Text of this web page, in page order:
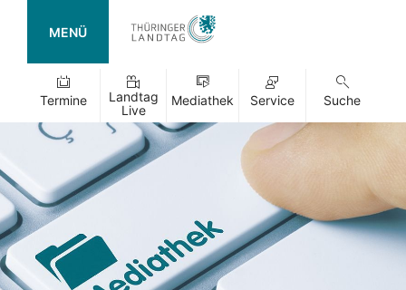
MENÜ
Termine
Landtag
Live
Mediathek Service Suche